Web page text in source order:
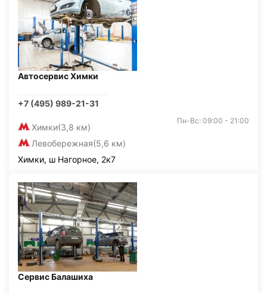
Автосервис Химки
+7 (495) 989-21-31
Химки(3,8 км)
Левобережная(5,6 км)
Пн-Вс: 09:00 - 21:00
Химки, ш Нагорное, 2к7
Сервис Балашиха